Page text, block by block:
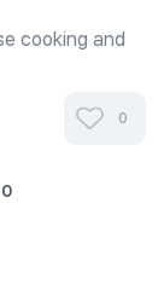
cooking and
They also
0